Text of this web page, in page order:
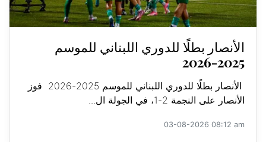
الأنصار بطلًا للدوري اللبناني للموسم
2025-2026
الأنصار بطلًا للدوري اللبناني للموسم 2025-2026 فوز
الأنصار على النجمة 2-1، في الجولة ال...
03-08-2026 08:12 am